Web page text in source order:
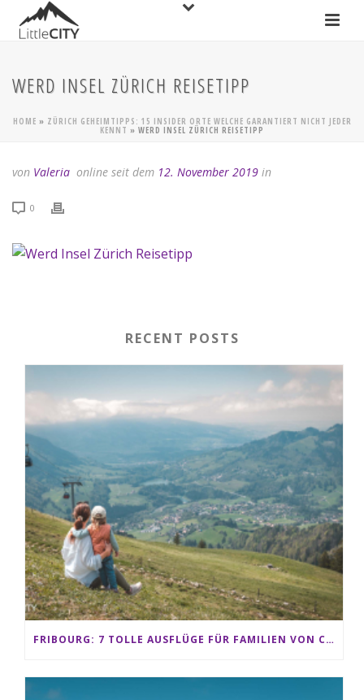
WERD INSEL ZÜRICH REISETIPP
HOME » ZÜRICH GEHEIMTIPPS: 15 INSIDER ORTE WELCHE GARANTIERT NICHT JEDER
KENNT » WERD INSEL ZÜRICH REISETIPP
von Valeria online seit dem 12. November 2019 in
0
RECENT POSTS
FRIBOURG: 7 TOLLE AUSFLÜGE FÜR FAMILIEN VON CHARMEY BIS LES PACCOTS